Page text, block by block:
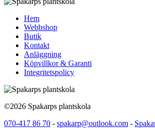
Hem
Webbshop
Butik
Kontakt
Anläggning
Köpvillkor & Garanti
Integritetspolicy
©2026 Spakarps plantskola
070-417 86 70 - spakarp@outlook.com -